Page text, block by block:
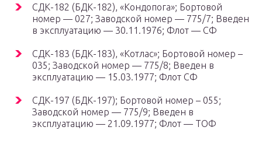
СДК-182 (БДК-182), «Кондопога»; Бортовой
номер — 027; Заводской номер — 775/7; Введен
в эксплуатацию — 30.11.1976; Флот — СФ
СДК-183 (БДК-183), «Котлас»; Бортовой номер –
035; Заводской номер — 775/8; Введен в
эксплуатацию — 15.03.1977; Флот СФ
СДК-197 (БДК-197); Бортовой номер – 055;
Заводской номер — 775/9; Введен в
эксплуатацию — 21.09.1977; Флот — ТОФ